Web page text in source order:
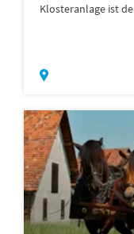
Klosteranlage ist